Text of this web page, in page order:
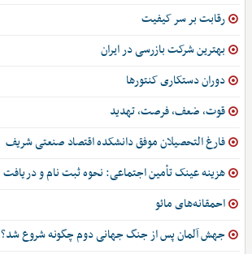
رقابت بر سر کیفیت
بهترین شرکت بازرسی در ایران
دوران دستکاری کنتورها
قوت، ضعف، فرصت، تهدید
فارغ التحصیلان موفق دانشکده اقتصاد صنعتی شریف
هزینه عینک تأمین اجتماعی: نحوه ثبت نام و دریافت
احمقانه‌های مائو
جهش آلمان پس از جنگ جهانی دوم چگونه شروع شد؟